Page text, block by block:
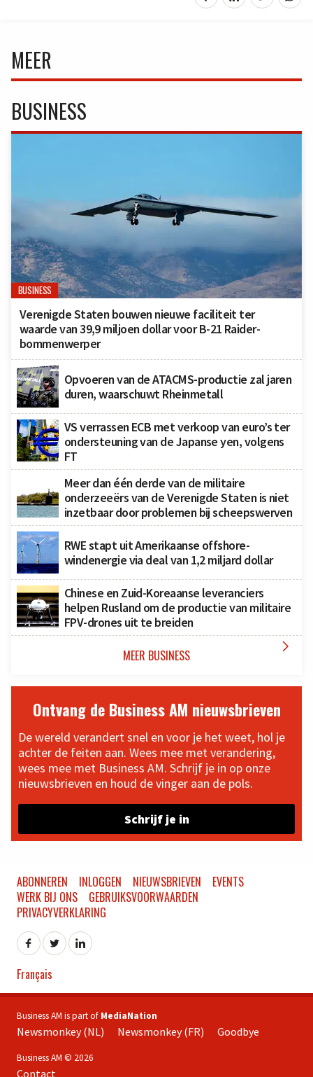
MEER
BUSINESS
BUSINESS
Verenigde Staten bouwen nieuwe faciliteit ter
waarde van 39,9 miljoen dollar voor B-21 Raider-
bommenwerper
Opvoeren van de ATACMS-productie zal jaren
duren, waarschuwt Rheinmetall
VS verrassen ECB met verkoop van euro’s ter
ondersteuning van de Japanse yen, volgens
FT
Meer dan één derde van de militaire
onderzeeërs van de Verenigde Staten is niet
inzetbaar door problemen bij scheepswerven
RWE stapt uit Amerikaanse offshore-
windenergie via deal van 1,2 miljard dollar
Chinese en Zuid-Koreaanse leveranciers
helpen Rusland om de productie van militaire
FPV-drones uit te breiden
MEER BUSINESS 
Ontvang de Business AM nieuwsbrieven
De wereld verandert snel en voor je het weet, hol je
achter de feiten aan. Wees mee met verandering,
wees mee met Business AM. Schrijf je in op onze
nieuwsbrieven en houd de vinger aan de pols.
Schrijf je in
ABONNEREN INLOGGEN NIEUWSBRIEVEN
EVENTS
WERK BIJ ONS
GEBRUIKSVOORWAARDEN
PRIVACYVERKLARING
Français
Business AM is part of MediaNation
Newsmonkey (NL) Newsmonkey (FR) Goodbye
Business AM © 2026
Contact